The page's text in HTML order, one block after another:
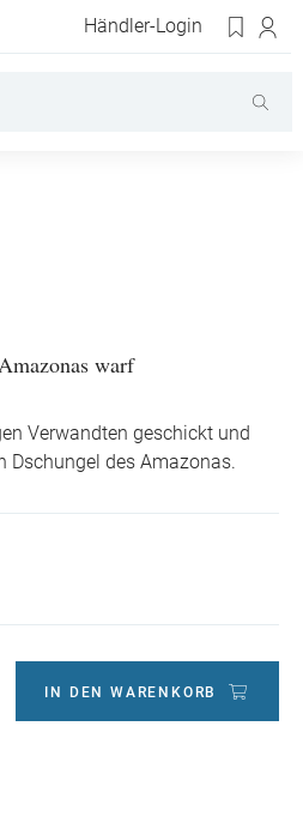
Händler-Login
warf
Verwandten geschickt und
Dschungel des Amazonas.
IN DEN WARENKORB